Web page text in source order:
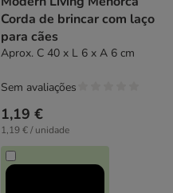
Corda de brincar com laço
para cães
Aprox. C 40 x L 6 x A 6 cm
1,19 €
1,19 € / unidade
Sem avaliações